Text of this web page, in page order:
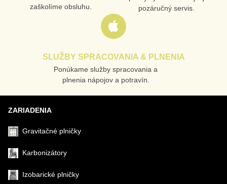
zaškolíme obsluhu.
pozáručný servis.
SLUŽBY SPRACOVANIA & PLNENIA
Ponúkame služby spracovania a
plnenia nápojov a potravín.
ZARIADENIA
Gravitačné plničky
Karbonizátory
Izobarické plničky